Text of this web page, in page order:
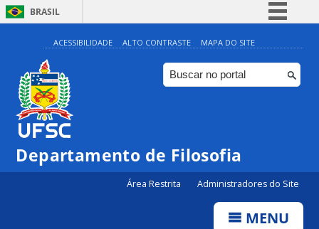
BRASIL
Simplifique!
Comunica BR
Participe
Canais
ACESSIBILIDADE ALTO CONTRASTE MAPA DO SITE
Departamento de Filosofia
Área Restrita Administradores do Site
MENU